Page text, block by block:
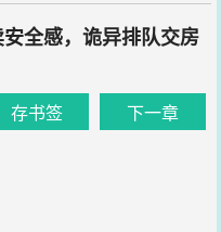
全感，诡异排队交房
存书签 下一章